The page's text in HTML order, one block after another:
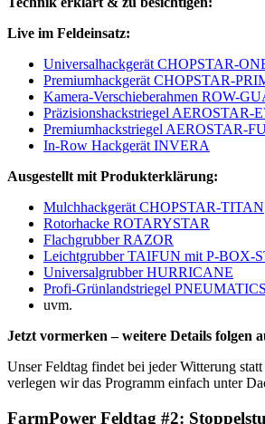
Live im Feldeinsatz:
Universalhackgerät CHOPSTAR-
Premiumhackgerät CHOPSTAR-
Kamera-Verschieberahmen ROW-
Präzisionshackstriegel AEROSTAR-
Premiumhackstriegel AEROSTAR-
In-Row Hackgerät INVERA
Ausgestellt mit Produkterklärung:
Mulchhackgerät CHOPSTAR-TITAN
Rotorhacke ROTARYSTAR
Flachgrubber RAZOR
Leichtgrubber TAIFUN mit P-BOX-
Universalgrubber HURRICANE
Profi-Grünlandstriegel
uvm.
Jetzt vormerken – weitere Details folgen
Unser Feldtag findet bei jeder Witterung
verlegen wir das Programm einfach unter
FarmPower Feldtag #2: